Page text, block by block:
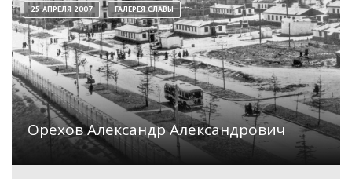
Орехов Александр Александрович
25 АПРЕЛЯ 2007 ГАЛЕРЕЯ СЛАВЫ